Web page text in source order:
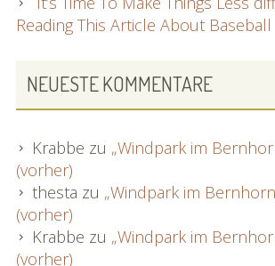
Reading This Article About Baseball
NEUESTE KOMMENTARE
Krabbe zu „Windpark im
(vorher)
thesta zu „Windpark im
(vorher)
Krabbe zu „Windpark im
(vorher)